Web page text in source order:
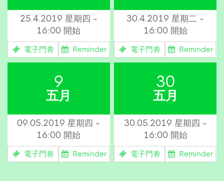
25.4.2019 星期四 -
16:00 開始
電子門劵 Reminder
30.4.2019 星期二 -
16:00 開始
電子門劵 Reminder
9
五月
09.05.2019 星期四 -
16:00 開始
電子門劵 Reminder
30
五月
30.05.2019 星期四 -
16:00 開始
電子門劵 Reminder